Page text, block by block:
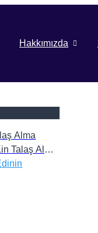
Hakkımızda
Alma
Talaş Alma
Taşlama